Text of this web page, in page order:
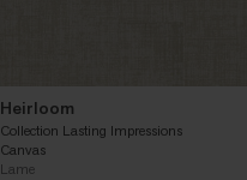
Heirloom
Collection Lasting Impressions
Canvas
Lame